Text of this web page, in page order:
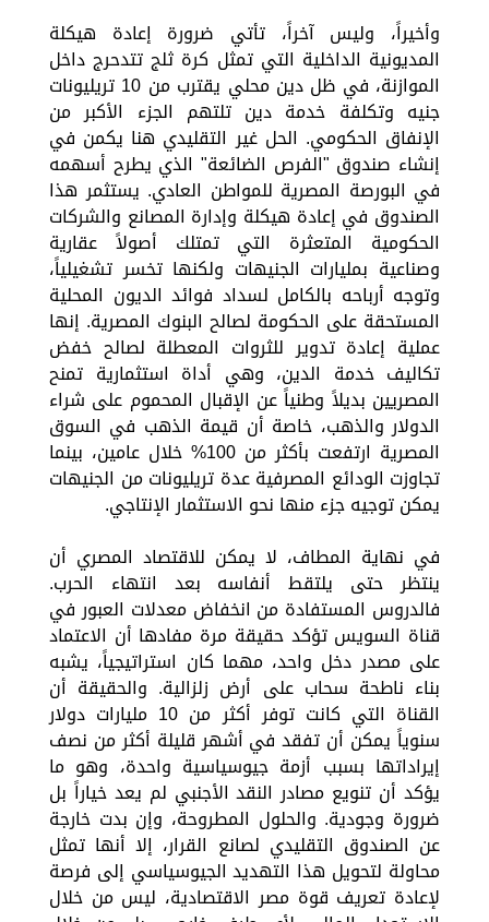
وأخيراً، وليس آخراً، تأتي ضرورة إعادة هيكلة
المديونية الداخلية التي تمثل كرة ثلج تتدحرج داخل
الموازنة، في ظل دين محلي يقترب من 10 تريليونات
جنيه وتكلفة خدمة دين تلتهم الجزء الأكبر من
الإنفاق الحكومي. الحل غير التقليدي هنا يكمن في
إنشاء صندوق "الفرص الضائعة" الذي يطرح أسهمه
في البورصة المصرية للمواطن العادي. يستثمر هذا
الصندوق في إعادة هيكلة وإدارة المصانع والشركات
الحكومية المتعثرة التي تمتلك أصولاً عقارية
وصناعية بمليارات الجنيهات ولكنها تخسر تشغيلياً،
وتوجه أرباحه بالكامل لسداد فوائد الديون المحلية
المستحقة على الحكومة لصالح البنوك المصرية. إنها
عملية إعادة تدوير للثروات المعطلة لصالح خفض
تكاليف خدمة الدين، وهي أداة استثمارية تمنح
المصريين بديلاً وطنياً عن الإقبال المحموم على شراء
الدولار والذهب، خاصة أن قيمة الذهب في السوق
المصرية ارتفعت بأكثر من 100% خلال عامين، بينما
تجاوزت الودائع المصرفية عدة تريليونات من الجنيهات
يمكن توجيه جزء منها نحو الاستثمار الإنتاجي.
في نهاية المطاف، لا يمكن للاقتصاد المصري أن
ينتظر حتى يلتقط أنفاسه بعد انتهاء الحرب.
فالدروس المستفادة من انخفاض معدلات العبور في
قناة السويس تؤكد حقيقة مرة مفادها أن الاعتماد
على مصدر دخل واحد، مهما كان استراتيجياً، يشبه
بناء ناطحة سحاب على أرض زلزالية. والحقيقة أن
القناة التي كانت توفر أكثر من 10 مليارات دولار
سنوياً يمكن أن تفقد في أشهر قليلة أكثر من نصف
إيراداتها بسبب أزمة جيوسياسية واحدة، وهو ما
يؤكد أن تنويع مصادر النقد الأجنبي لم يعد خياراً بل
ضرورة وجودية. والحلول المطروحة، وإن بدت خارجة
عن الصندوق التقليدي لصانع القرار، إلا أنها تمثل
محاولة لتحويل هذا التهديد الجيوسياسي إلى فرصة
لإعادة تعريف قوة مصر الاقتصادية، ليس من خلال